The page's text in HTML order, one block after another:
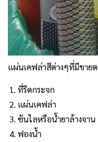
แผ่นเคฟล่าสีต่างๆที่มีขาย
ที่รีดกระจก
แผ่นเคฟล่า
ซันไลหรือน้ำยาล้างจาน
ฟองน้ำ